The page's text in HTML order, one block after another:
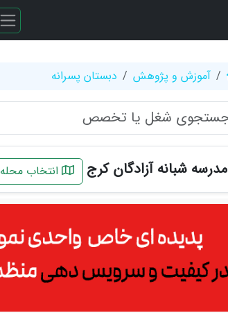
آموزش و پژوهش دبستان پسرانه
مدرسه شبانه آزادگان کرج انتخاب محله